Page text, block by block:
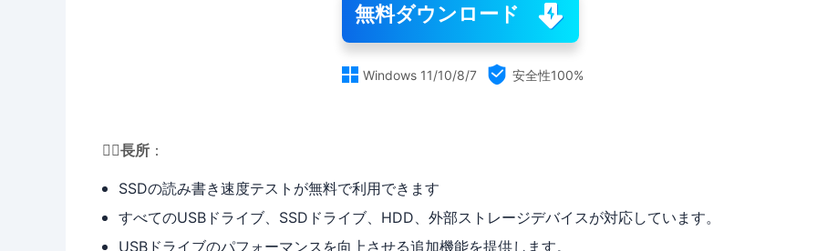
無料ダウンロード
 Windows 11/10/8/7  安全性100%
👍🏻長所 ：
SSDの読み書き速度テストが無料で利用できます
すべてのUSBドライブ、SSDドライブ、HDD、外部ストレージデバイスが対応しています。
USBドライブのパフォーマンスを向上させる追加機能を提供します。